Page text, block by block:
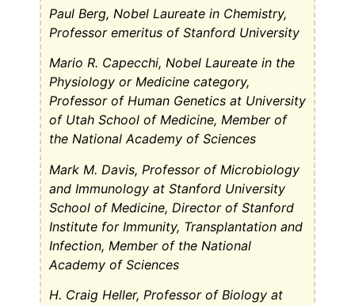
Paul Berg, Nobel Laureate in Chemistry,
Professor emeritus of Stanford University
Mario R. Capecchi, Nobel Laureate in the
Physiology or Medicine category,
Professor of Human Genetics at University
of Utah School of Medicine, Member of
the National Academy of Sciences
Mark M. Davis, Professor of Microbiology
and Immunology at Stanford University
School of Medicine, Director of Stanford
Institute for Immunity, Transplantation and
Infection, Member of the National
Academy of Sciences
H. Craig Heller, Professor of Biology at